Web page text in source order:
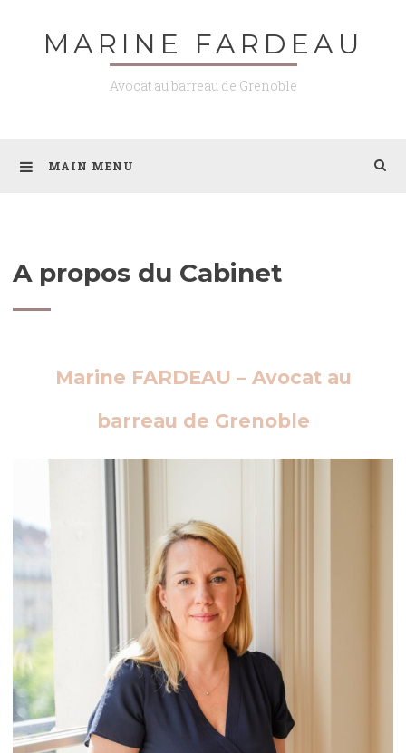
MARINE FARDEAU
Avocat au barreau de Grenoble
MAIN MENU
A propos du Cabinet
Marine FARDEAU – Avocat au
barreau de Grenoble